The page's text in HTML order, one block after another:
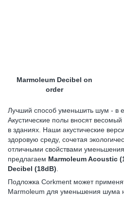
Лучший способ уменьшить шум - в
Акустические полы вносят
в зданиях. Наши акустические
здоровую среду, сочетая
отличными свойствами
предлагаем Marmoleum Acoustic
Decibel (18dB)
Подложка Corkment может
Marmoleum для уменьшения шума
Marmoleum Decibel on
order